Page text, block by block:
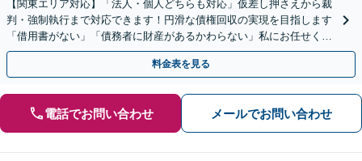
【関東エリア対応】「法人・個人どちらも対応」仮差し押さえから裁
判・強制執行まで対応できます！円滑な債権回収の実現を目指します
「借用書がない」「債務者に財産があるかわらない」私にお任せくだ
さい！【分割払いあり】【休日・夜間相談可】
料金表を見る
電話でお問い合わせ メールでお問い合わせ